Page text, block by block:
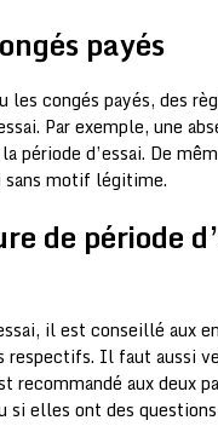
payés
congés payés, des
Par exemple, une
période d’essai. De
sans motif légitime.
de période
il est conseillé aux
respectifs. Il faut aussi
recommandé aux deux
elles ont des